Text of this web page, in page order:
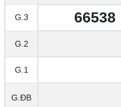
G.3 66538
G.2
G.1
G.ĐB